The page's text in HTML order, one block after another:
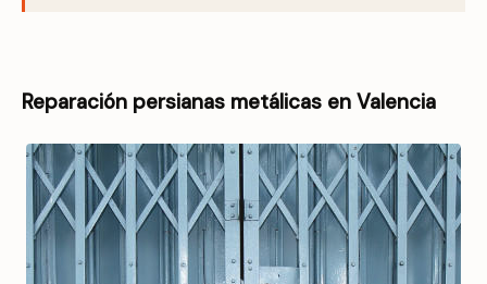
Reparación persianas metálicas en Valencia